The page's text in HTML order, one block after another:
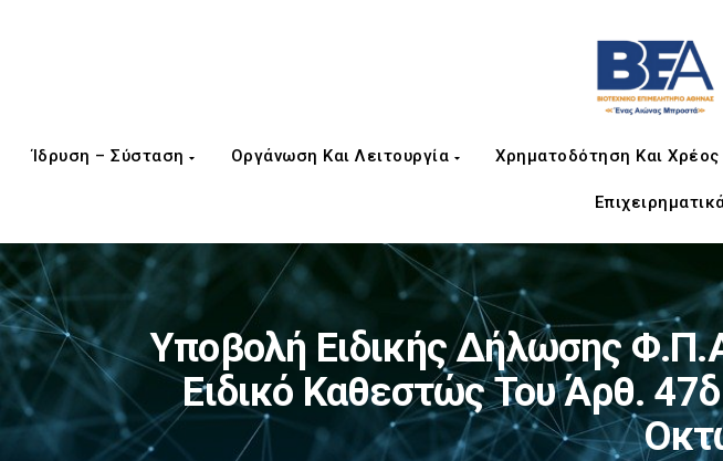
Ίδρυση – Σύσταση Οργάνωση Και Λειτουργία Χρηματοδότηση Και Χρέος
Υποβολή Ειδικής Δήλωσης
Ειδικό Καθεστώς Του Άρθ.